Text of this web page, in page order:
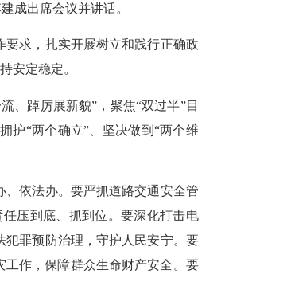
成出席会议并讲话。
求，扎实开展树立和践行正确政
安定稳定。
踔厉展新貌”，聚焦“双过半”目
护“两个确立”、坚决做到“两个维
依法办。要严抓道路交通安全管
压到底、抓到位。要深化打击电
罪预防治理，守护人民安宁。要
工作，保障群众生命财产安全。要